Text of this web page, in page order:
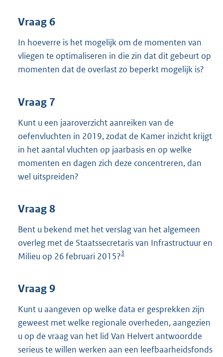
Vraag 6
In hoeverre is het mogelijk om de momenten van
vliegen te optimaliseren in die zin dat dit gebeurt op
momenten dat de overlast zo beperkt mogelijk is?
Vraag 7
Kunt u een jaaroverzicht aanreiken van de
oefenvluchten in 2019, zodat de Kamer inzicht krijgt
in het aantal vluchten op jaarbasis en op welke
momenten en dagen zich deze concentreren, dan
wel uitspreiden?
Vraag 8
Bent u bekend met het verslag van het algemeen
overleg met de Staatssecretaris van Infrastructuur en
Milieu op 26 februari 2015?3
Vraag 9
Kunt u aangeven op welke data er gesprekken zijn
geweest met welke regionale overheden, aangezien
u op de vraag van het lid Van Helvert antwoordde
serieus te willen werken aan een leefbaarheidsfonds